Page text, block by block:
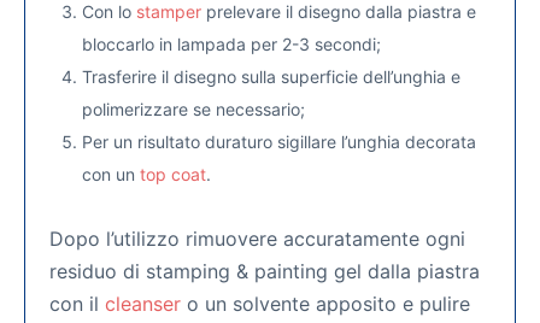
Con lo stamper prelevare il disegno dalla piastra e
bloccarlo in lampada per 2-3 secondi;
Trasferire il disegno sulla superficie dell’unghia e
polimerizzare se necessario;
Per un risultato duraturo sigillare l’unghia decorata
con un top coat.
Dopo l’utilizzo rimuovere accuratamente ogni
residuo di stamping & painting gel dalla piastra
con il cleanser o un solvente apposito e pulire